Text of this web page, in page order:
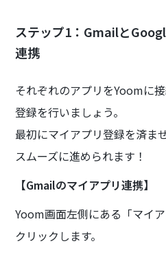
ステップ1：Gmailと
連携
それぞれのアプリをYoomに
登録を行いましょう。
最初にマイアプリ登録を済ま
スムーズに進められます！
【Gmailのマイアプリ連携】
Yoom画面左側にある「マイ
クリックします。